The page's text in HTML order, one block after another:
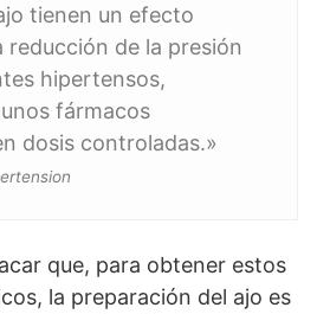
tienen un efecto
de la presión
hipertensos,
fármacos
dosis controladas.»
que, para obtener estos
la preparación del ajo es